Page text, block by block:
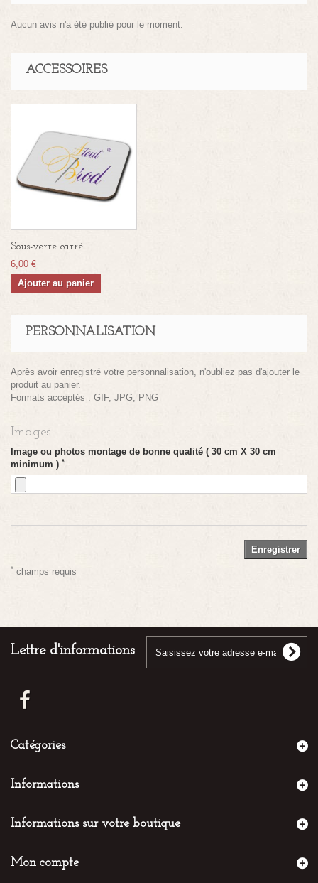
Aucun avis n'a été publié pour le moment.
ACCESSOIRES
Sous-verre carré ...
6,00 €
Ajouter au panier
PERSONNALISATION
Après avoir enregistré votre personnalisation, n'oubliez pas d'ajouter le
produit au panier.
Formats acceptés : GIF, JPG, PNG
Images
Image ou photos montage de bonne qualité ( 30 cm X 30 cm
minimum ) *
Enregistrer
* champs requis
Lettre d'informations
Catégories
Informations
Informations sur votre boutique
Mon compte